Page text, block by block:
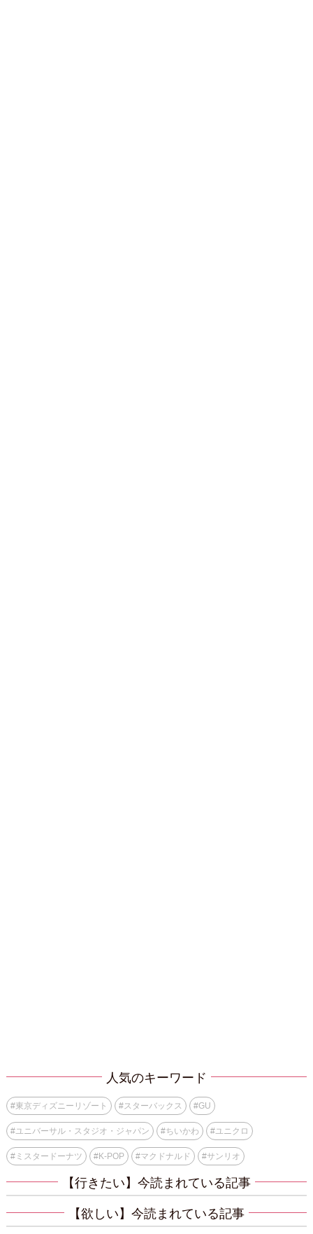
人気のキーワード
#東京ディズニーリゾート #スターバックス #GU
#ユニバーサル・スタジオ・ジャパン #ちいかわ #ユニクロ
#ミスタードーナツ #K-POP #マクドナルド #サンリオ
【行きたい】今読まれている記事
【欲しい】今読まれている記事